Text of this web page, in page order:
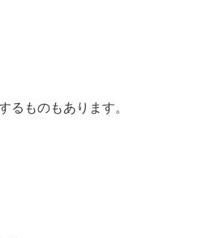
るものもあります。